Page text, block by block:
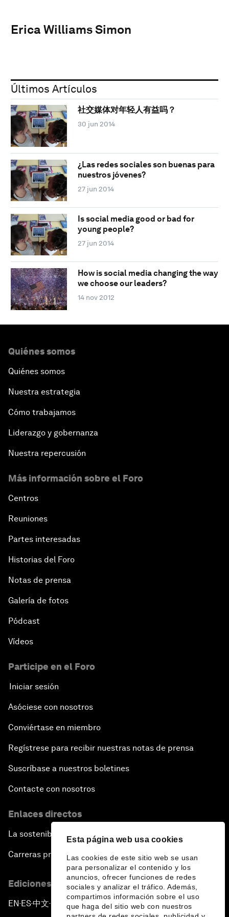
Esta página web usa cookies
Las cookies de este sitio web se usan
para personalizar el contenido y los
anuncios, ofrecer funciones de redes
sociales y analizar el tráfico. Además,
compartimos información sobre el uso
que haga del sitio web con nuestros
Erica Williams Simon
Últimos Artículos
社交媒体对年轻人有益吗？
30 jun 2014
¿Las redes sociales son buenas para
nuestros jóvenes?
27 jun 2014
Is social media good or bad for
young people?
27 jun 2014
How is social media changing the way
we choose our leaders?
14 nov 2012
Quiénes somos
Quiénes somos
Nuestra estrategia
Cómo trabajamos
Liderazgo y gobernanza
Nuestra repercusión
Más información sobre el Foro
Centros
Reuniones
Partes interesadas
Historias del Foro
Notas de prensa
Galería de fotos
Pódcast
Vídeos
Participe en el Foro
Iniciar sesión
Asóciese con nosotros
Conviértase en miembro
Regístrese para recibir nuestras notas de prensa
Suscríbase a nuestros boletines
Contacte con nosotros
Enlaces directos
La sostenibilidad en el Foro
Carreras profesionales
Ediciones en otros idiomas
EN ▪ES▪中文▪ 日本語